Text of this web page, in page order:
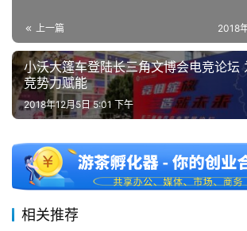
第
十
三
届
金
茶
奖
7
上一篇 2018
小沃大篷车登陆长三角文博会电竞论坛
竞势力赋能
2018年12月5日 5:01 下午
相关推荐